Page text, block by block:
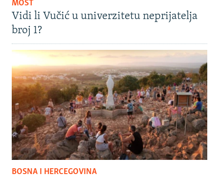
MOST
Vidi li Vučić u univerzitetu neprijatelja
broj 1?
BOSNA I HERCEGOVINA